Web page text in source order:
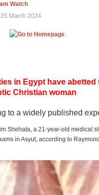
Watch
March 2024
in Egypt have
Christian woman
to a widely published
Shehata, a 21-year-old medical
in Asyut, according to